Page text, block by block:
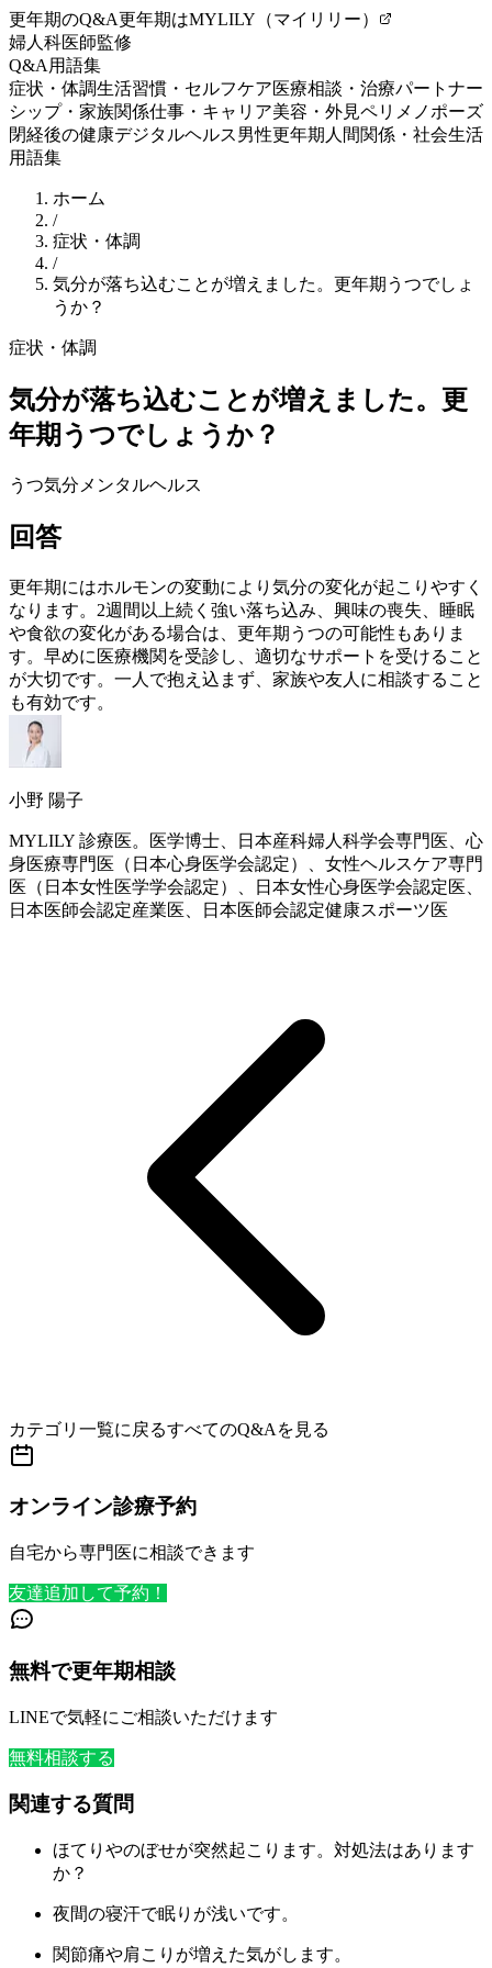
更年期のQ&A更年期はMYLILY（マイリリー）
婦人科医師監修
Q&A 用語集
症状・体調生活習慣・セルフケア医療相談・治療パートナー
シップ・家族関係仕事・キャリア美容・外見ペリメノポーズ
閉経後の健康デジタルヘルス男性更年期 人間関係・社会生活
用語集
ホーム
/
症状・体調
/
気分が落ち込むことが増えました。更年期うつでしょ
うか？
症状・体調
気分が落ち込むことが増えました。更
年期うつでしょうか？
うつ気分 メンタルヘルス
回答
更年期にはホルモンの変動により気分の変化が起こりやすく
なります。2週間以上続く強い落ち込み、興味の喪失、睡眠
や食欲の変化がある場合は、 更年期 うつの可能性もありま
す。早めに医療機関を受診し、適切なサポートを受けること
が大切です。一人で抱え込まず、家族や友人に相談すること
も有効です。
小野 陽子
MYLILY 診療医。医学博士、日本産科婦人科学会専門医、心
身医療専門医（日本心身医学会認定）、女性ヘルスケア専門
医（日本女性医学学会認定）、日本女性心身医学会認定医、
日本医師会認定産業医、日本医師会認定健康スポーツ医
カテゴリ一覧に戻るすべてのQ&Aを見る
オンライン診療予約
自宅から専門医に相談できます
友達追加して予約！
無料で更年期相談
LINEで気軽にご相談いただけます
無料相談する
関連する質問
ほてりやのぼせが突然起こります。対処法はあります
か？
夜間の寝汗で眠りが浅いです。
関節痛や肩こりが増えた気がします。